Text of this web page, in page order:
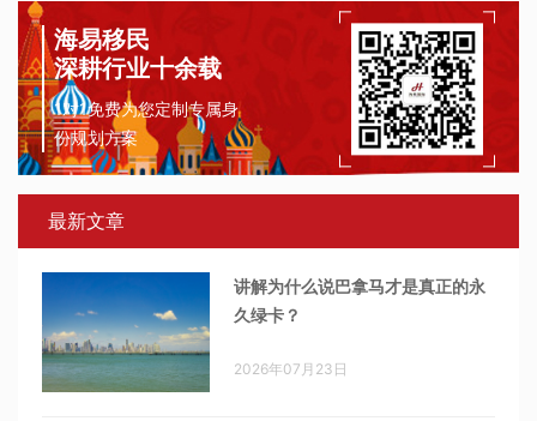
海易移民
深耕行业十余载
1对1免费为您定制专属身
份规划方案
最新文章
讲解为什么说巴拿马才是真正的永
久绿卡？
2026年07月23日